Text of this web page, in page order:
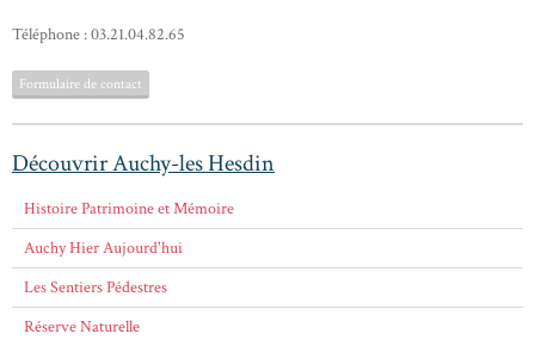
Téléphone : 03.21.04.82.65
Formulaire de contact
Découvrir Auchy-les Hesdin
Histoire Patrimoine et Mémoire
Auchy Hier Aujourd'hui
Les Sentiers Pédestres
Réserve Naturelle